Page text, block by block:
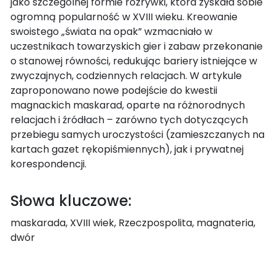
ogromną popularność w XVIII wieku. Kreowanie
swoistego „świata na opak” wzmacniało w
uczestnikach towarzyskich gier i zabaw przekonanie
o stanowej równości, redukując bariery istniejące w
zwyczajnych, codziennych relacjach. W artykule
zaproponowano nowe podejście do kwestii
magnackich maskarad, oparte na różnorodnych
relacjach i źródłach – zarówno tych dotyczących
przebiegu samych uroczystości (zamieszczanych na
kartach gazet rękopiśmiennych), jak i prywatnej
korespondencji.
Słowa kluczowe:
maskarada, XVIII wiek, Rzeczpospolita, magnateria,
dwór